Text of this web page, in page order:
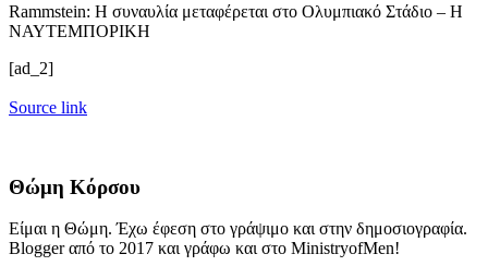
Rammstein: H συναυλία μεταφέρεται στο Ολυμπιακό Στάδιο – Η
ΝΑΥΤΕΜΠΟΡΙΚΗ
[ad_2]
Source link
Θώμη Κόρσου
Είμαι η Θώμη. Έχω έφεση στο γράψιμο και στην δημοσιογραφία.
Blogger από το 2017 και γράφω και στο MinistryofMen!